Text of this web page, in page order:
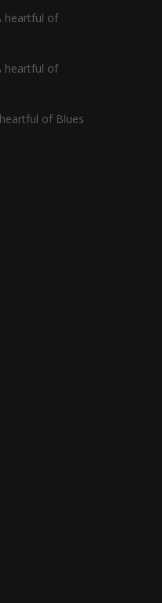
heartful of
heartful of
of Blues